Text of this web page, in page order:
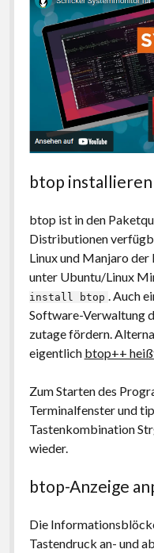
btop
btop ist in den
Distributionen
Linux und Manjaro der
unter Ubuntu/Linux
install btop . Auch
Software-Verwaltung
zutage fördern.
eigentlich btop++
Zum Starten des
Terminalfenster und
Tastenkombination
wieder.
btop-Anzeige
Die
Tastendruck an- und